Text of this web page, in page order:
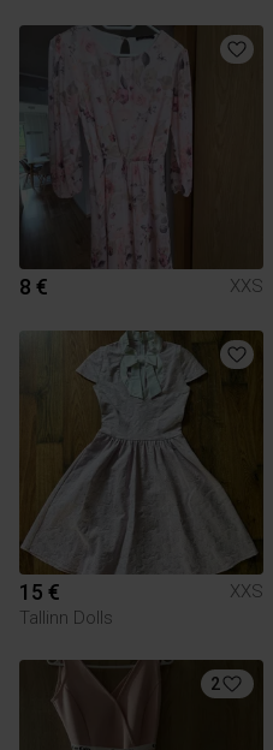
8 € XXS
15 €
XXS
Tallinn Dolls
2